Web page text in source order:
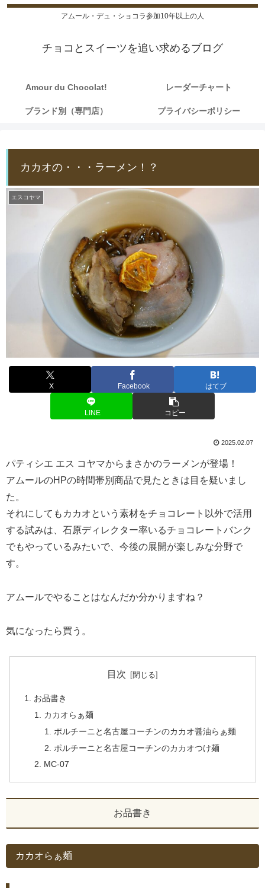
アムール・デュ・ショコラ参加10年以上の人
チョコとスイーツを追い求めるブログ
Amour du Chocolat! レーダーチャート
ブランド別（専門店） プライバシーポリシー
カカオの・・・ラーメン！？
エスコヤマ
X Facebook はてブ
LINE コピー
2025.02.07
パティシエ エス コヤマからまさかのラーメンが登場！
アムールのHPの時間帯別商品で見たときは目を疑いまし
た。
それにしてもカカオという素材をチョコレート以外で活用
する試みは、石原ディレクター率いるチョコレートバンク
でもやっているみたいで、今後の展開が楽しみな分野で
す。
アムールでやることはなんだか分かりますね？
気になったら買う。
目次
お品書き
カカオらぁ麺
ポルチーニと名古屋コーチンのカカオ醤油らぁ麺
ポルチーニと名古屋コーチンのカカオつけ麺
MC-07
お品書き
カカオらぁ麺